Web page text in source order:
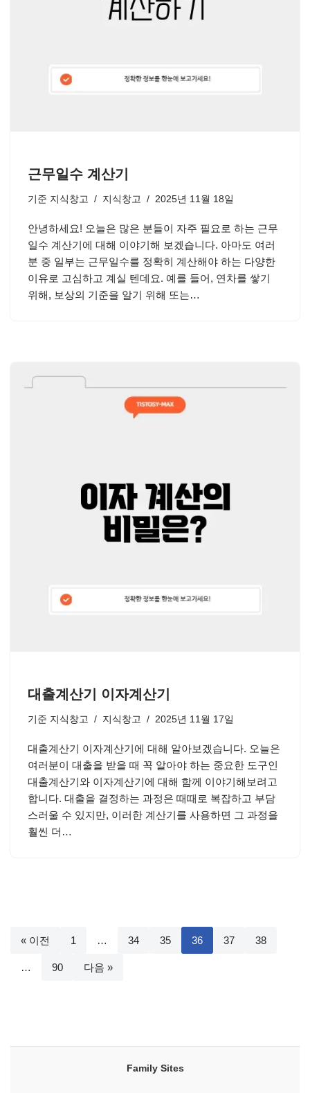
근무일수 계산기
기준 지식창고 지식창고 2025년 11월 18일
안녕하세요! 오늘은 많은 분들이 자주 필요로 하는 근무
일수 계산기에 대해 이야기해 보겠습니다. 아마도 여러
분 중 일부는 근무일수를 정확히 계산해야 하는 다양한
이유로 고심하고 계실 텐데요. 예를 들어, 연차를 쌓기
위해, 보상의 기준을 알기 위해 또는…
대출계산기 이자계산기
기준 지식창고 지식창고 2025년 11월 17일
대출계산기 이자계산기에 대해 알아보겠습니다. 오늘은
여러분이 대출을 받을 때 꼭 알아야 하는 중요한 도구인
대출계산기와 이자계산기에 대해 함께 이야기해보려고
합니다. 대출을 결정하는 과정은 때때로 복잡하고 부담
스러울 수 있지만, 이러한 계산기를 사용하면 그 과정을
훨씬 더…
« 이전 1 … 34 35 36 37 38
… 90 다음 »
Family Sites